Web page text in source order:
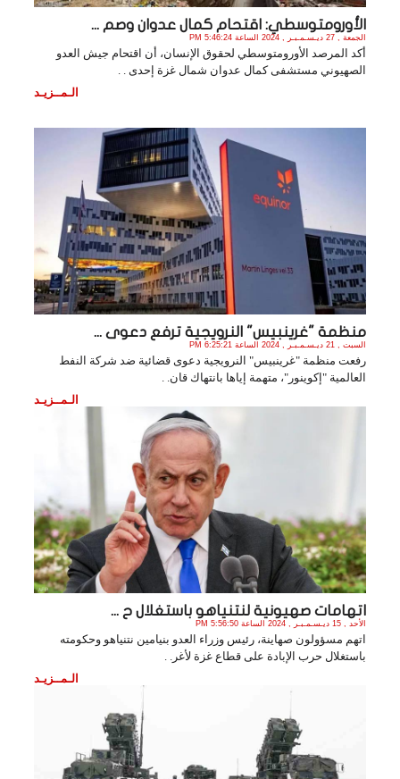
الأورومتوسطي: اقتحام كمال عدوان وصم ...
الجمعة , 27 ديـسـمـبـر , 2024 الساعة 5:46:24 PM
أكد المرصد الأورومتوسطي لحقوق الإنسان، أن اقتحام جيش العدو
الصهيوني مستشفى كمال عدوان شمال غزة إحدى . .
الـمــزيـد
منظمة "غرينبيس" النرويجية ترفع دعوى ...
السبت , 21 ديـسـمـبـر , 2024 الساعة 6:25:21 PM
رفعت منظمة "غرينبيس" النرويجية دعوى قضائية ضد شركة النفط
العالمية "إكوينور"، متهمة إياها بانتهاك قان. .
الـمــزيـد
اتهامات صهيونية لنتنياهو باستغلال ح ...
الأحد , 15 ديـسـمـبـر , 2024 الساعة 5:56:50 PM
اتهم مسؤولون صهاينة، رئيس وزراء العدو بنيامين نتنياهو وحكومته
باستغلال حرب الإبادة على قطاع غزة لأغر. .
الـمــزيـد